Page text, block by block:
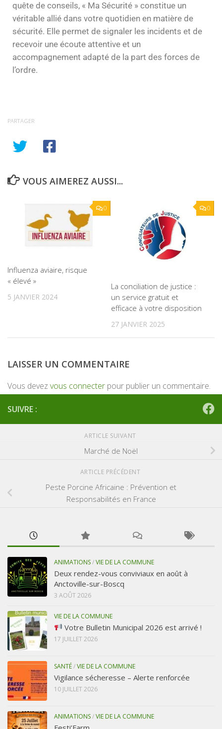
quête de conseils, « Ma Sécurité » constitue un
véritable allié dans votre quotidien en matière de
sécurité. Elle permet de signaler les incidents et de
recevoir une écoute attentive et un
accompagnement adapté de la part des forces de
l’ordre.
PARTAGER
VOUS AIMEREZ AUSSI...
0
Influenza aviaire, risque
« élevé »
5 JANVIER 2024
0
La conciliation de justice :
un service gratuit et
efficace à votre disposition
27 JANVIER 2025
LAISSER UN COMMENTAIRE
Vous devez vous connecter pour publier un commentaire.
SUIVRE :
ARTICLE SUIVANT
Marché de Noël
ARTICLE PRÉCÉDENT
Peste Porcine Africaine : Prévention et
Responsabilités en France
ANIMATIONS/VIE DE LA COMMUNE
Deux rendez-vous conviviaux en août à
Anctoville-sur-Boscq
3 AOÛT 2026
VIE DE LA COMMUNE
Votre Bulletin Municipal 2026 est arrivé !
17 JUILLET 2026
SANTÉ/VIE DE LA COMMUNE
Vigilance sécheresse – Alerte renforcée
10 JUILLET 2026
ANIMATIONS/VIE DE LA COMMUNE